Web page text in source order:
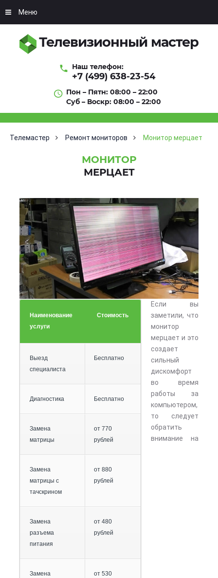
Телевизионный мастер
Наш телефон:
+7 (499) 638-23-54
Пон – Пятн: 08:00 – 22:00
Суб – Воскр: 08:00 – 22:00
Меню
Телемастер Ремонт мониторов Монитор мерцает
МОНИТОР
МЕРЦАЕТ
Наименование
услуги
Стоимость
Выезд
специалиста
Бесплатно
Диагностика Бесплатно
Замена
матрицы
от 770
рублей
Замена
матрицы с
тачскрином
от 880
рублей
Замена
разъема
питания
от 480
рублей
Замена
от 530
Если вы
заметили, что
монитор
мерцает и это
создает
сильный
дискомфорт
во время
работы за
компьютером,
то следует
обратить
внимание на